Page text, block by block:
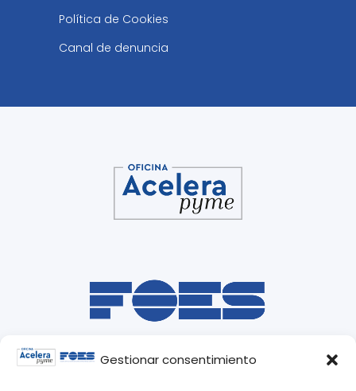
Gestionar consentimiento
Política de Cookies
Canal de denuncia